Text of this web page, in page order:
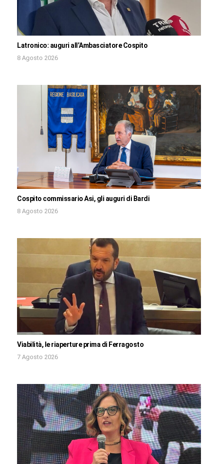
Latronico: auguri all’Ambasciatore Cospito
8 Agosto 2026
Cospito commissario Asi, gli auguri di Bardi
8 Agosto 2026
Viabilità, le riaperture prima di Ferragosto
7 Agosto 2026